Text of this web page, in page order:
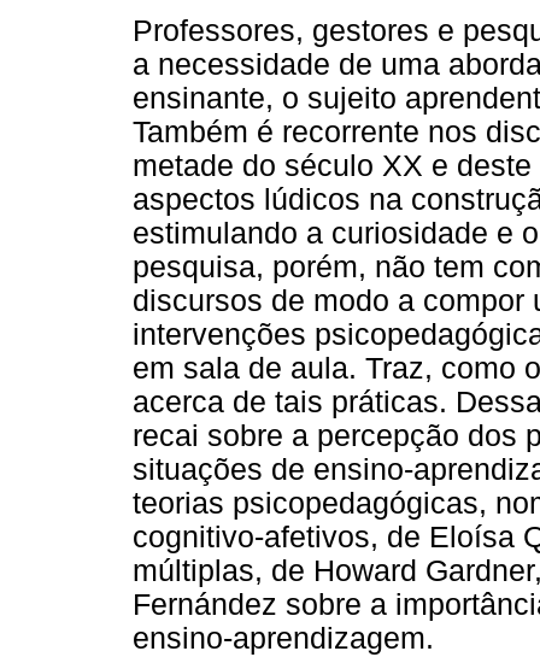
Professores, gestores e
a necessidade de uma
ensinante, o sujeito
Também é recorrente nos
metade do século XX e
aspectos lúdicos na
estimulando a curiosidade e
pesquisa, porém, não tem
discursos de modo a compor
intervenções
em sala de aula. Traz, como
acerca de tais práticas.
recai sobre a percepção dos
situações de ensino-
teorias psicopedagógicas,
cognitivo-afetivos, de Eloísa
múltiplas, de Howard
Fernández sobre a
ensino-aprendizagem.